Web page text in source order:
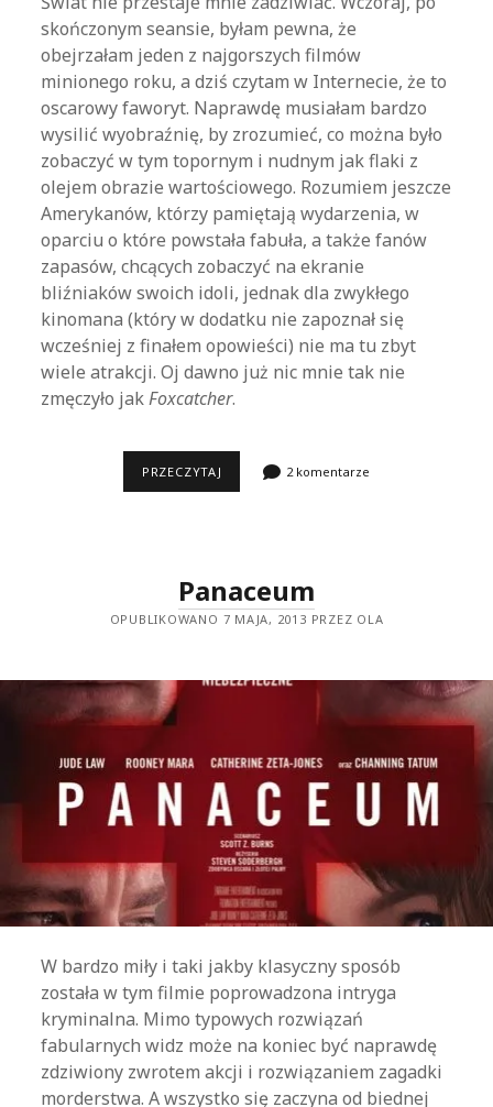
skończonym seansie, byłam pewna, że
obejrzałam jeden z najgorszych filmów
minionego roku, a dziś czytam w Internecie, że to
oscarowy faworyt. Naprawdę musiałam bardzo
wysilić wyobraźnię, by zrozumieć, co można było
zobaczyć w tym topornym i nudnym jak flaki z
olejem obrazie wartościowego. Rozumiem jeszcze
Amerykanów, którzy pamiętają wydarzenia, w
oparciu o które powstała fabuła, a także fanów
zapasów, chcących zobaczyć na ekranie
bliźniaków swoich idoli, jednak dla zwykłego
kinomana (który w dodatku nie zapoznał się
wcześniej z finałem opowieści) nie ma tu zbyt
wiele atrakcji. Oj dawno już nic mnie tak nie
zmęczyło jakFoxcatcher.
PRZECZYTAJ FOXCATCHER2 komentarze
Panaceum
OPUBLIKOWANO 7 MAJA, 2013 PRZEZ OLA
W bardzo miły i taki jakby klasyczny sposób
została w tym filmie poprowadzona intryga
kryminalna. Mimo typowych rozwiązań
fabularnych widz może na koniec być naprawdę
zdziwiony zwrotem akcji i rozwiązaniem zagadki
morderstwa. A wszystko się zaczyna od biednej